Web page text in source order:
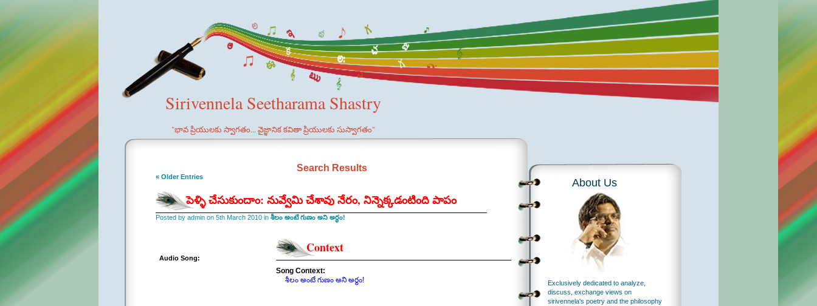
Sirivennela Seetharama Shastry
"భావ ప్రియులకు స్వాగతం... వైజ్ఞానిక కవితా ప్రియులకు సుస్వాగతం"
Search Results
« Older Entries
పెళ్ళి చేసుకుందాం: నువ్వేమి చేశావు నేరం, నిన్నెక్కడంటింది పాపం
Posted by admin on 5th March 2010 in శీలం అంటే గుణం అని అర్థం!
Audio Song:
Context
Song Context:
శీలం అంటే గుణం అని అర్థం!
About Us
Exclusively dedicated to analyze,
discuss, exchange views on
sirivennela's poetry and the philosophy